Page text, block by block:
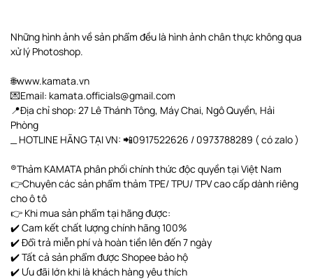
Những hình ảnh về sản phẩm đều là hình ảnh chân thực không qua
xử lý Photoshop.
🌐www.kamata.vn
💌Email: kamata.officials@gmail.com
📍Địa chỉ shop: 27 Lê Thánh Tông, Máy Chai, Ngô Quyền, Hải
Phòng
_ HOTLINE HÃNG TẠI VN: 📲0917522626 / 0973788289 ( có zalo )
®️Thảm KAMATA phân phối chính thức độc quyền tại Việt Nam
👉Chuyên các sản phẩm thảm TPE/ TPU/ TPV cao cấp dành riêng
cho ô tô
👉 Khi mua sản phẩm tại hãng được:
✔️ Cam kết chất lượng chính hãng 100%
✔️ Đổi trả miễn phí và hoàn tiền lên đến 7 ngày
✔️ Tất cả sản phẩm được Shopee bảo hộ
✔️ Ưu đãi lớn khi là khách hàng yêu thích